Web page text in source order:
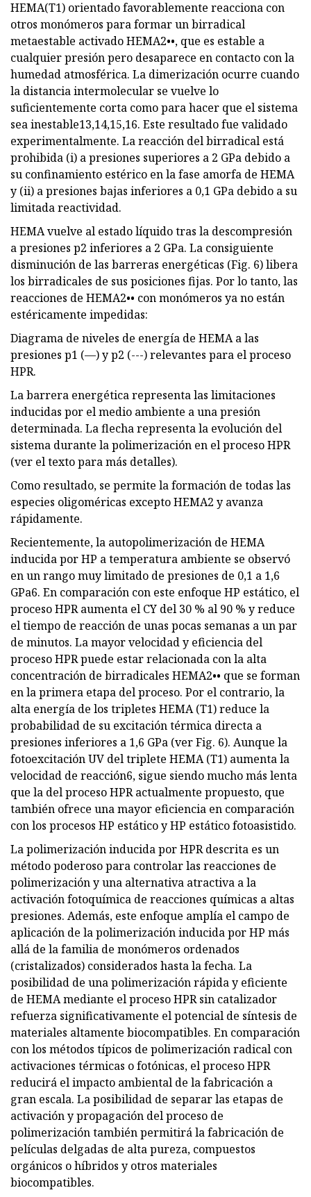
HEMA(T1) orientado favorablemente reacciona con
otros monómeros para formar un birradical
metaestable activado HEMA2••, que es estable a
cualquier presión pero desaparece en contacto con la
humedad atmosférica. La dimerización ocurre cuando
la distancia intermolecular se vuelve lo
suficientemente corta como para hacer que el sistema
sea inestable13,14,15,16. Este resultado fue validado
experimentalmente. La reacción del birradical está
prohibida (i) a presiones superiores a 2 GPa debido a
su confinamiento estérico en la fase amorfa de HEMA
y (ii) a presiones bajas inferiores a 0,1 GPa debido a su
limitada reactividad.
HEMA vuelve al estado líquido tras la descompresión
a presiones p2 inferiores a 2 GPa. La consiguiente
disminución de las barreras energéticas (Fig. 6) libera
los birradicales de sus posiciones fijas. Por lo tanto, las
reacciones de HEMA2•• con monómeros ya no están
estéricamente impedidas:
Diagrama de niveles de energía de HEMA a las
presiones p1 (—) y p2 (---) relevantes para el proceso
HPR.
La barrera energética representa las limitaciones
inducidas por el medio ambiente a una presión
determinada. La flecha representa la evolución del
sistema durante la polimerización en el proceso HPR
(ver el texto para más detalles).
Como resultado, se permite la formación de todas las
especies oligoméricas excepto HEMA2 y avanza
rápidamente.
Recientemente, la autopolimerización de HEMA
inducida por HP a temperatura ambiente se observó
en un rango muy limitado de presiones de 0,1 a 1,6
GPa6. En comparación con este enfoque HP estático, el
proceso HPR aumenta el CY del 30 % al 90 % y reduce
el tiempo de reacción de unas pocas semanas a un par
de minutos. La mayor velocidad y eficiencia del
proceso HPR puede estar relacionada con la alta
concentración de birradicales HEMA2•• que se forman
en la primera etapa del proceso. Por el contrario, la
alta energía de los tripletes HEMA (T1) reduce la
probabilidad de su excitación térmica directa a
presiones inferiores a 1,6 GPa (ver Fig. 6). Aunque la
fotoexcitación UV del triplete HEMA (T1) aumenta la
velocidad de reacción6, sigue siendo mucho más lenta
que la del proceso HPR actualmente propuesto, que
también ofrece una mayor eficiencia en comparación
con los procesos HP estático y HP estático fotoasistido.
La polimerización inducida por HPR descrita es un
método poderoso para controlar las reacciones de
polimerización y una alternativa atractiva a la
activación fotoquímica de reacciones químicas a altas
presiones. Además, este enfoque amplía el campo de
aplicación de la polimerización inducida por HP más
allá de la familia de monómeros ordenados
(cristalizados) considerados hasta la fecha. La
posibilidad de una polimerización rápida y eficiente
de HEMA mediante el proceso HPR sin catalizador
refuerza significativamente el potencial de síntesis de
materiales altamente biocompatibles. En comparación
con los métodos típicos de polimerización radical con
activaciones térmicas o fotónicas, el proceso HPR
reducirá el impacto ambiental de la fabricación a
gran escala. La posibilidad de separar las etapas de
activación y propagación del proceso de
polimerización también permitirá la fabricación de
películas delgadas de alta pureza, compuestos
orgánicos o híbridos y otros materiales
biocompatibles.